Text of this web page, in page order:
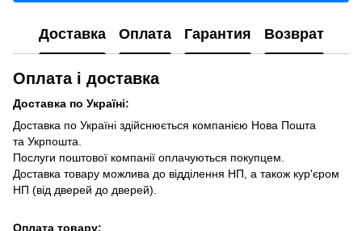
Доставка Оплата Гарантия Возврат
Оплата і доставка
Доставка по Україні:
Доставка по Україні здійснюється компанією Нова Пошта
та Укрпошта.
Послуги поштової компанії оплачуються покупцем.
Доставка товару можлива до відділення НП, а також кур'єром
НП (від дверей до дверей).
Оплата товару: